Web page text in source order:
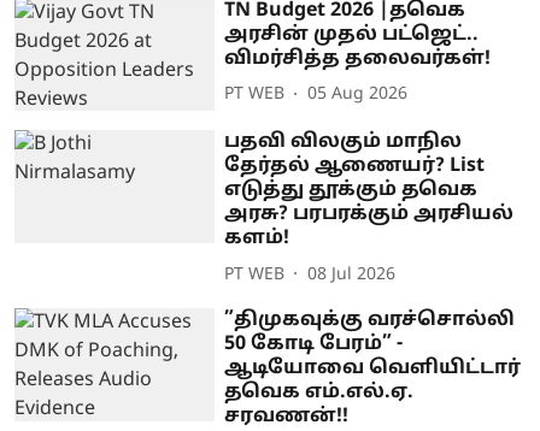
TN Budget 2026 |தவெக
அரசின் முதல் பட்ஜெட்..
விமர்சித்த தலைவர்கள்!
PT WEB 05 Aug 2026
பதவி விலகும் மாநில
தேர்தல் ஆணையர்? List
எடுத்து தூக்கும் தவெக
அரசு? பரபரக்கும் அரசியல்
களம்!
PT WEB 08 Jul 2026
”திமுகவுக்கு வரச்சொல்லி
50 கோடி பேரம்” -
ஆடியோவை வெளியிட்டார்
தவெக எம்.எல்.ஏ.
சரவணன்!!